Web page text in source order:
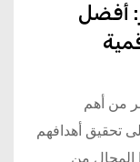
أفضل
من أهم
تحقيق أهدافهم